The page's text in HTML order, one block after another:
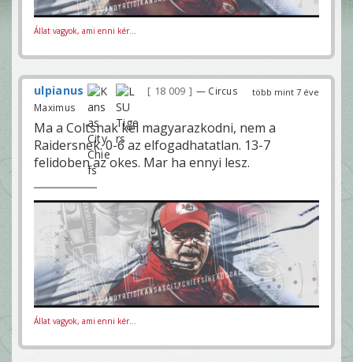
Állat vagyok, ami enni kér...
több mint 7 éve
ulpianus 18 009
— Circus
Maximus
Ma a Coltsnak kel magyarazkodni, nem a
Raidersnek. 0-6 az elfogadhatatlan. 13-7
felidoben az okes. Mar ha ennyi lesz.
Állat vagyok, ami enni kér...